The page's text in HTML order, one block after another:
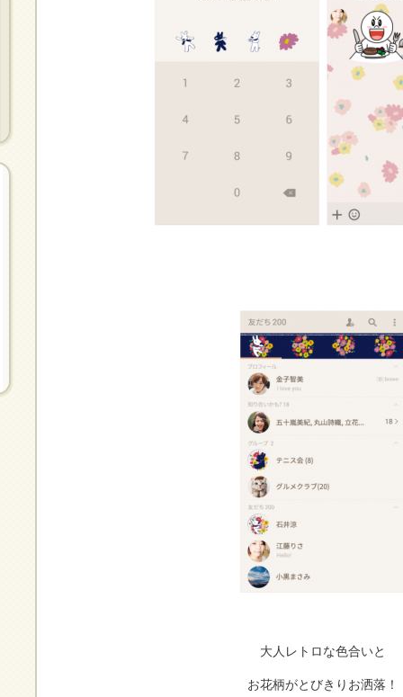
大人レトロな色合いと
お花柄がとびきりお洒落！